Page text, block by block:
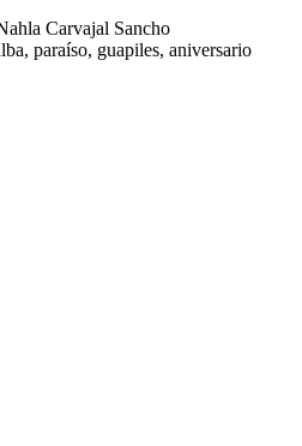
Carvajal Sancho
paraíso, guapiles, aniversario